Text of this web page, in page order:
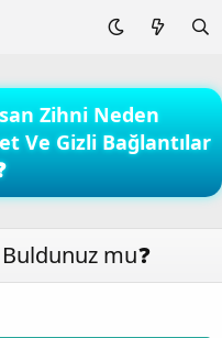
Zihni Neden
Ve Gizli Bağlantılar
Buldunuz mu❓